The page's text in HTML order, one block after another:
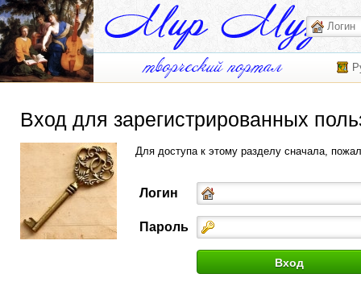
Вход для зарегистрированных
Для доступа к этому разделу сначала,
Логин
Пароль